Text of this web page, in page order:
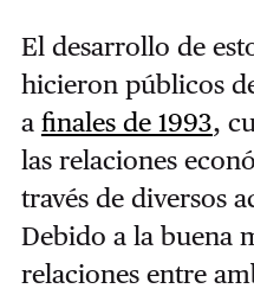
El desarrollo de
hicieron públicos
a finales de 1993,
las relaciones
través de diversos
Debido a la buena
relaciones entre